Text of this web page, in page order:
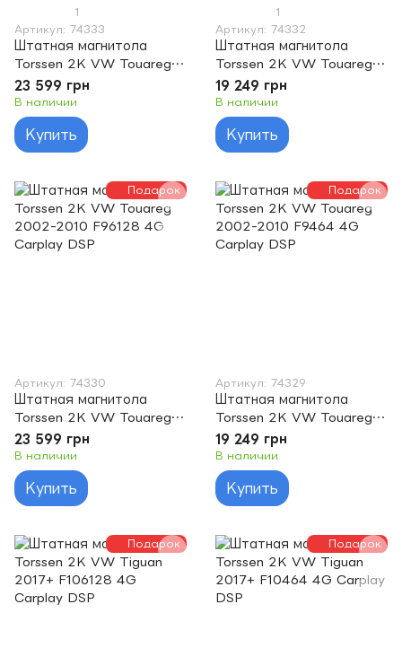
1
Артикул: 74333
Штатная магнитола
Torssen 2K VW Touareg
2011-2017 F96128 4G
Carplay DSP
23 599 грн
В наличии
Купить
1
Артикул: 74332
Штатная магнитола
Torssen 2K VW Touareg
2011-2017 F9464 4G
Carplay DSP
19 249 грн
В наличии
Купить
Подарок
Артикул: 74330
Штатная магнитола
Torssen 2K VW Touareg
2002-2010 F96128 4G
Carplay DSP
23 599 грн
В наличии
Купить
Подарок
Артикул: 74329
Штатная магнитола
Torssen 2K VW Touareg
2002-2010 F9464 4G
Carplay DSP
19 249 грн
В наличии
Купить
Подарок Подарок